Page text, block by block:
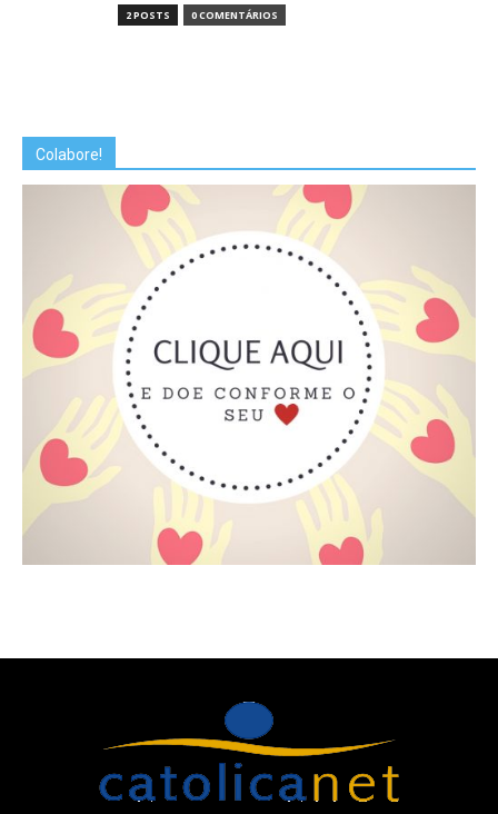
2 POSTS 0 COMENTÁRIOS
Colabore!